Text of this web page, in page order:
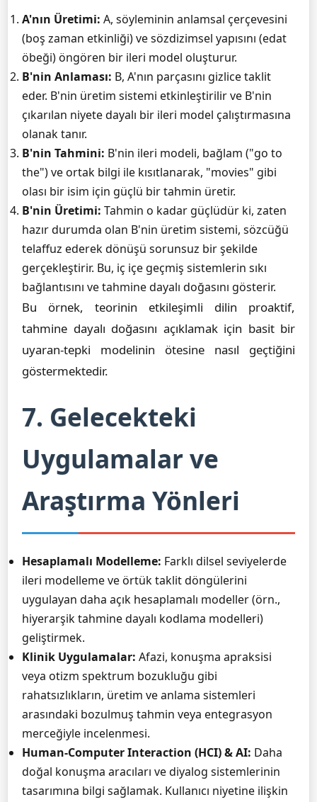
A'nın Üretimi: A, söyleminin anlamsal çerçevesini
(boş zaman etkinliği) ve sözdizimsel yapısını (edat
öbeği) öngören bir ileri model oluşturur.
B'nin Anlaması: B, A'nın parçasını gizlice taklit
eder. B'nin üretim sistemi etkinleştirilir ve B'nin
çıkarılan niyete dayalı bir ileri model çalıştırmasına
olanak tanır.
B'nin Tahmini: B'nin ileri modeli, bağlam ("go to
the") ve ortak bilgi ile kısıtlanarak, "movies" gibi
olası bir isim için güçlü bir tahmin üretir.
B'nin Üretimi: Tahmin o kadar güçlüdür ki, zaten
hazır durumda olan B'nin üretim sistemi, sözcüğü
telaffuz ederek dönüşü sorunsuz bir şekilde
gerçekleştirir. Bu, iç içe geçmiş sistemlerin sıkı
bağlantısını ve tahmine dayalı doğasını gösterir.
Bu örnek, teorinin etkileşimli dilin proaktif,
tahmine dayalı doğasını açıklamak için basit bir
uyaran-tepki modelinin ötesine nasıl geçtiğini
göstermektedir.
7. Gelecekteki
Uygulamalar ve
Araştırma Yönleri
Hesaplamalı Modelleme: Farklı dilsel seviyelerde
ileri modelleme ve örtük taklit döngülerini
uygulayan daha açık hesaplamalı modeller (örn.,
hiyerarşik tahmine dayalı kodlama modelleri)
geliştirmek.
Klinik Uygulamalar: Afazi, konuşma apraksisi
veya otizm spektrum bozukluğu gibi
rahatsızlıkların, üretim ve anlama sistemleri
arasındaki bozulmuş tahmin veya entegrasyon
merceğiyle incelenmesi.
Human-Computer Interaction (HCI) & AI: Daha
doğal konuşma aracıları ve diyalog sistemlerinin
tasarımına bilgi sağlamak. Kullanıcı niyetine ilişkin